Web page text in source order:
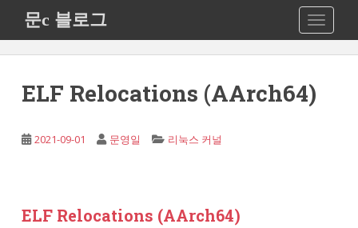
i
문c 블로그
ELF Relocations (AArch64)
2021-09-01 문영일 리눅스 커널
ELF Relocations (AArch64)